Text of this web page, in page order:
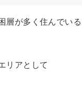
層が多く住んでいる
リアとして